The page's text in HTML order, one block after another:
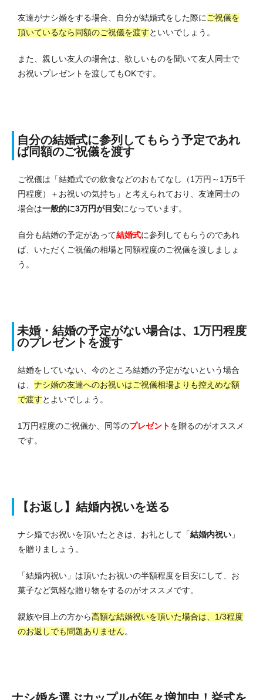
友達がナシ婚をする場合、自分が結婚式をした際にご祝儀を
頂いているなら同額のご祝儀を渡すといいでしょう。
また、親しい友人の場合は、欲しいものを聞いて友人同士で
お祝いプレゼントを渡してもOKです。
自分の結婚式に参列してもらう予定であれ
ば同額のご祝儀を渡す
ご祝儀は「結婚式での飲食などのおもてなし（1万円～1万5千
円程度）＋お祝いの気持ち」と考えられており、友達同士の
場合は一般的に3万円が目安になっています。
自分も結婚の予定があって結婚式に参列してもらうのであれ
ば、いただくご祝儀の相場と同額程度のご祝儀を渡しましょ
う。
未婚・結婚の予定がない場合は、1万円程度
のプレゼントを渡す
結婚をしていない、今のところ結婚の予定がないという場合
は、 ナシ婚の友達へのお祝いはご祝儀相場よりも控えめな額
で渡すとよいでしょう。
1万円程度のご祝儀か、同等のプレゼントを贈るのがオススメ
です。
【お返し】結婚内祝いを送る
ナシ婚でお祝いを頂いたときは、お礼として「結婚内祝い 」
を贈りましょう。
「結婚内祝い」は頂いたお祝いの半額程度を目安にして、お
菓子など気軽な贈り物をするのがオススメです。
親族や目上の方から高額な結婚祝いを頂いた場合は、1/3程度
のお返しでも問題ありません。